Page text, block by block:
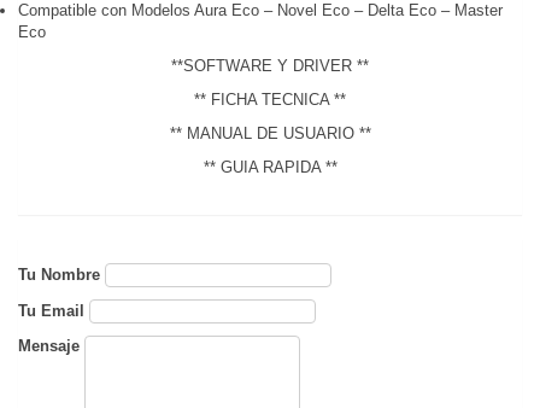
Compatible con Modelos Aura Eco – Novel Eco – Delta Eco – Master
Eco
**SOFTWARE Y DRIVER **
** FICHA TECNICA **
** MANUAL DE USUARIO **
** GUIA RAPIDA **
Tu Nombre
Tu Email
Mensaje